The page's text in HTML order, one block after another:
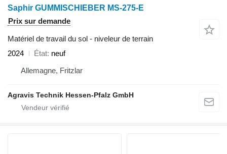
Saphir GUMMISCHIEBER MS-275-E
Prix sur demande
Matériel de travail du sol - niveleur de terrain
2024
État neuf
Allemagne, Fritzlar
Agravis Technik Hessen-Pfalz GmbH